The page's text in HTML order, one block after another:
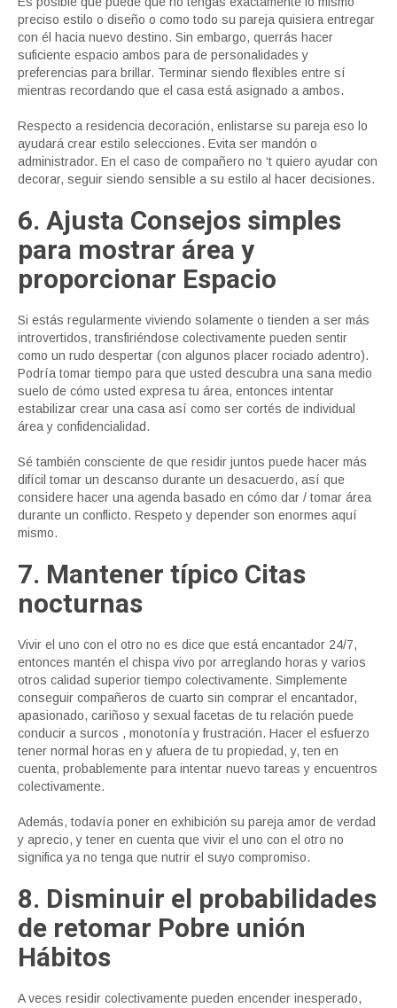
preciso estilo o diseño o como todo su pareja quisiera entregar
con él hacia nuevo destino. Sin embargo, querrás hacer
suficiente espacio ambos para de personalidades y
preferencias para brillar. Terminar siendo flexibles entre sí
mientras recordando que el casa está asignado a ambos.
Respecto a residencia decoración, enlistarse su pareja eso lo
ayudará crear estilo selecciones. Evita ser mandón o
administrador. En el caso de compañero no ‘t quiero ayudar con
decorar, seguir siendo sensible a su estilo al hacer decisiones.
6. Ajusta Consejos simples
para mostrar área y
proporcionar Espacio
Si estás regularmente viviendo solamente o tienden a ser más
introvertidos, transfiriéndose colectivamente pueden sentir
como un rudo despertar (con algunos placer rociado adentro).
Podría tomar tiempo para que usted descubra una sana medio
suelo de cómo usted expresa tu área, entonces intentar
estabilizar crear una casa así como ser cortés de individual
área y confidencialidad.
Sé también consciente de que residir juntos puede hacer más
difícil tomar un descanso durante un desacuerdo, así que
considere hacer una agenda basado en cómo dar / tomar área
durante un conflicto. Respeto y depender son enormes aquí
mismo.
7. Mantener típico Citas
nocturnas
Vivir el uno con el otro no es dice que está encantador 24/7,
entonces mantén el chispa vivo por arreglando horas y varios
otros calidad superior tiempo colectivamente. Simplemente
conseguir compañeros de cuarto sin comprar el encantador,
apasionado, cariñoso y sexual facetas de tu relación puede
conducir a surcos , monotonía y frustración. Hacer el esfuerzo
tener normal horas en y afuera de tu propiedad, y, ten en
cuenta, probablemente para intentar nuevo tareas y encuentros
colectivamente.
Además, todavía poner en exhibición su pareja amor de verdad
y aprecio, y tener en cuenta que vivir ​​el uno con el otro no
significa ya no tenga que nutrir el suyo compromiso.
8. Disminuir el probabilidades
de retomar Pobre unión
Hábitos
A veces residir colectivamente pueden encender inesperado,